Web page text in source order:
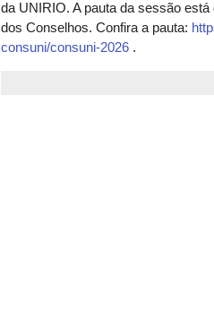
da UNIRIO. A pauta da sessão
dos Conselhos. Confira a pauta:
consuni/consuni-2026 .